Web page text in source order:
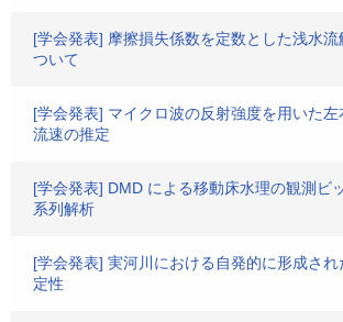
[学会発表] 摩擦損失係数を定数とした浅水流
ついて
[学会発表] マイクロ波の反射強度を用いた
流速の推定
[学会発表] DMD による移動床水理の観測ビ
系列解析
[学会発表] 実河川における自発的に形成さ
定性